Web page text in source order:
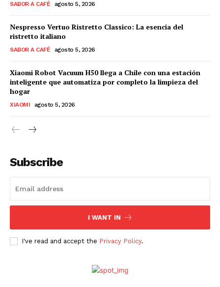
SABOR A CAFÉ agosto 5, 2026
Nespresso Vertuo Ristretto Classico: La esencia del
ristretto italiano
SABOR A CAFÉ agosto 5, 2026
Xiaomi Robot Vacuum H50 llega a Chile con una estación
inteligente que automatiza por completo la limpieza del
hogar
XIAOMI agosto 5, 2026
Subscribe
I WANT IN
I've read and accept the Privacy Policy.